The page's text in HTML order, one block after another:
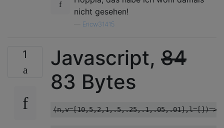
nicht gesehen!
Ericw31415
1 Javascript, 84
83 Bytes